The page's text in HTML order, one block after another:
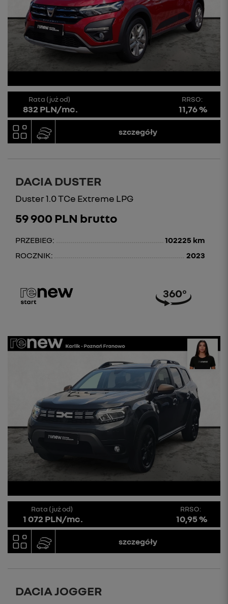
Rata (już od)
832 PLN/mc.
RRSO:
11,76 %
szczegóły
DACIA DUSTER
Duster 1.0 TCe Extreme LPG
59 900 PLN brutto
PRZEBIEG:
102225 km
ROCZNIK:
2023
Rata (już od)
1 072 PLN/mc.
RRSO:
10,95 %
szczegóły
DACIA JOGGER